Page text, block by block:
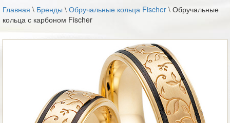
Главная \ Бренды \ Обручальные кольца Fischer \ Обручальные
кольца с карбоном Fischer